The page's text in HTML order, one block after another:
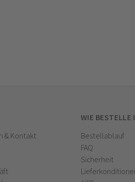
& Kontakt
WIE BESTELLE
Bestellablauf
FAQ
Sicherheit